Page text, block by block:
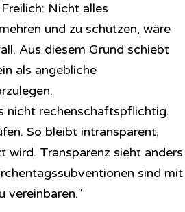
Nicht alles
und zu schützen, wäre
Aus diesem Grund schiebt
als angebliche
nicht rechenschaftspflichtig.
So bleibt intransparent,
Transparenz sieht anders
sind mit
vereinbaren.“